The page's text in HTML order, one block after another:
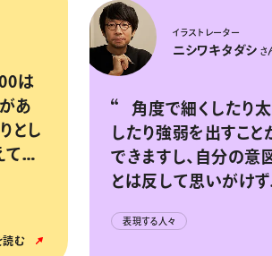
イラストレーター
ニシワキタダシ さん
したり強弱を出すことが
できますし、自分の意図
とは反して思いがけずか
ならではの味わいが好
表現する人々